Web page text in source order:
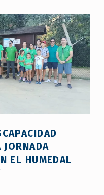
JORNADA
EL HUMEDAL